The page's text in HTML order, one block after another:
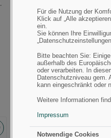
Für die Nutzung der
Klick auf „Alle
ein.
Sie können Ihre
Bitte beachten Sie:
außerhalb des
oder verarbeiten. In
Datenschutzniveau gem.
kann eingeschränkt oder
Weitere Informationen
Impressum
Notwendige Cookies